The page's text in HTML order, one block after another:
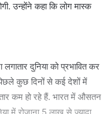
उन्होंने कहा कि लोग मास्क
दुनिया को प्रभावित कर
कुछ दिनों से कई देशों में
कम हो रहे हैं. भारत में औसतन